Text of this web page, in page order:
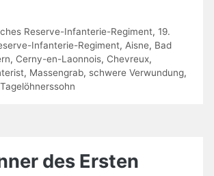
Reserve-Infanterie-Regiment, 19.
Infanterie-Regiment, Aisne, Bad
, Cerny-en-Laonnois, Chevreux,
, Massengrab, schwere Verwundung,
Tagelöhnerssohn
des Ersten